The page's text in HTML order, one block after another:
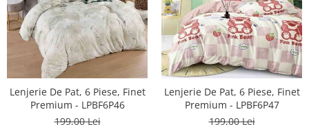
Lenjerie De Pat, 6 Piese, Finet
Premium - LPBF6P46
199,00 Lei
Lenjerie De Pat, 6 Piese, Finet
Premium - LPBF6P47
199,00 Lei